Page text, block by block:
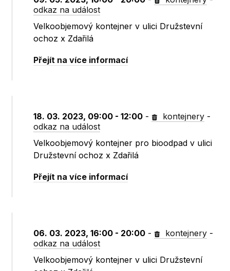
odkaz na událost
Velkoobjemový kontejner v ulici Družstevní
ochoz x Zdařilá
Přejít na více informací
18. 03. 2023, 09:00 - 12:00 - kontejnery -
odkaz na událost
Velkoobjemový kontejner pro bioodpad v ulici
Družstevní ochoz x Zdařilá
Přejít na více informací
06. 03. 2023, 16:00 - 20:00 - kontejnery -
odkaz na událost
Velkoobjemový kontejner v ulici Družstevní